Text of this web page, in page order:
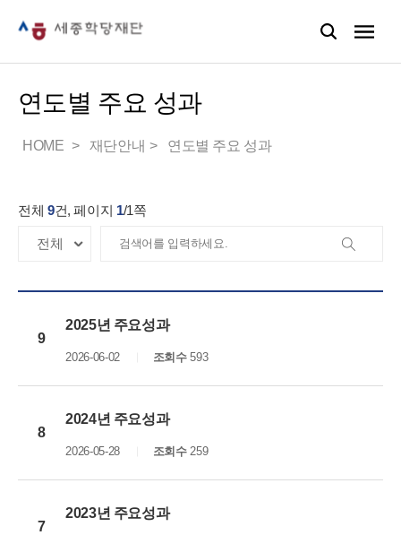
연도별 주요 성과
HOME 재단안내 연도별 주요 성과
전체 9건, 페이지 1/1쪽
9
2025년 주요성과
2026-06-02 조회수593
8
2024년 주요성과
2026-05-28 조회수259
7
2023년 주요성과